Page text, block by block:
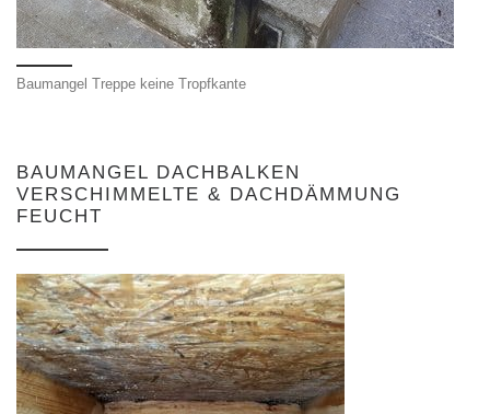
Baumangel Treppe keine Tropfkante
BAUMANGEL DACHBALKEN
VERSCHIMMELTE & DACHDÄMMUNG
FEUCHT